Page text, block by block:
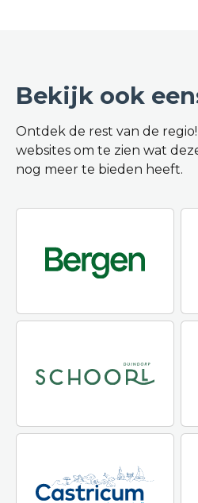
Bekijk ook
Ontdek de rest van de
websites om te zien wat
nog meer te bieden heeft.